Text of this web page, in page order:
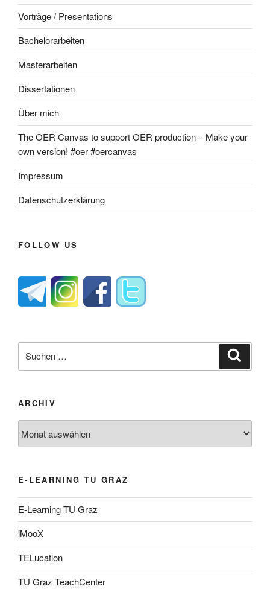
Vorträge / Presentations
Bachelorarbeiten
Masterarbeiten
Dissertationen
Über mich
The OER Canvas to support OER production – Make your
own version! #oer #oercanvas
Impressum
Datenschutzerklärung
FOLLOW US
nach:
ARCHIV
E-LEARNING TU GRAZ
E-Learning TU Graz
iMooX
TELucation
TU Graz TeachCenter